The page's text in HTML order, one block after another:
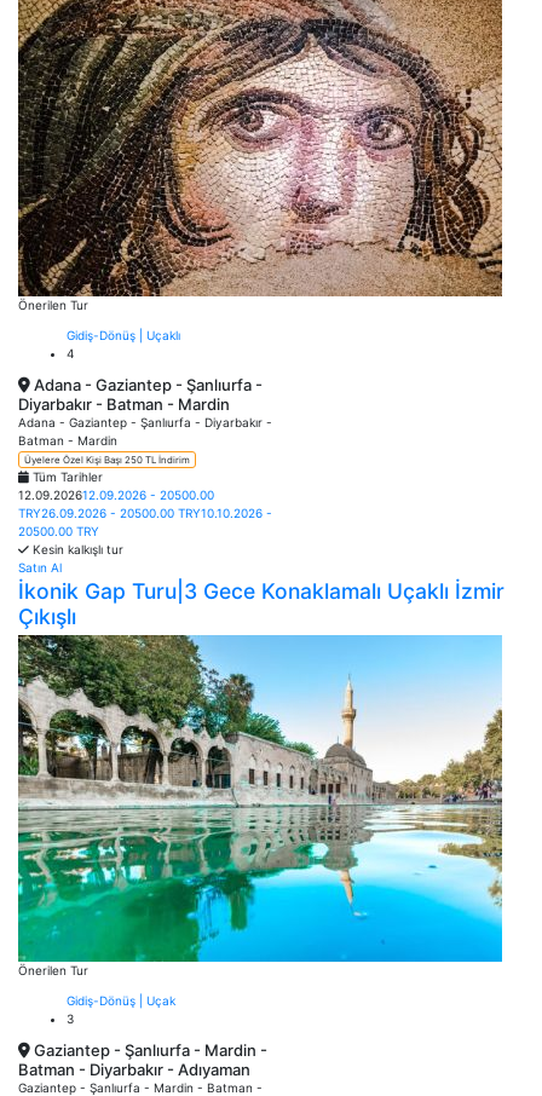
Önerilen Tur
Gidiş-Dönüş | Uçaklı
4
Adana - Gaziantep - Şanlıurfa -
Diyarbakır - Batman - Mardin
Adana - Gaziantep - Şanlıurfa - Diyarbakır -
Batman - Mardin
Üyelere Özel Kişi Başı 250 TL İndirim
Tüm Tarihler
12.09.202612.09.2026 - 20500.00
TRY26.09.2026 - 20500.00 TRY10.10.2026 -
20500.00 TRY
Kesin kalkışlı tur
Satın Al
İkonik Gap Turu|3 Gece Konaklamalı Uçaklı İzmir
Çıkışlı
Önerilen Tur
Gidiş-Dönüş | Uçak
3
Gaziantep - Şanlıurfa - Mardin -
Batman - Diyarbakır - Adıyaman
Gaziantep - Şanlıurfa - Mardin - Batman -